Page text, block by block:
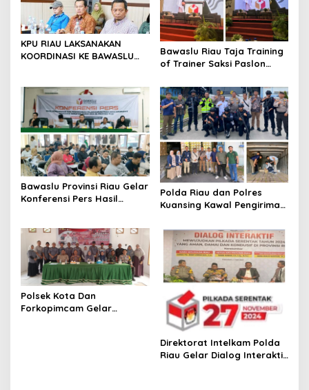
p
o
s
KPU RIAU LAKSANAKAN
KOORDINASI KE BAWASLU
Bawaslu Riau Taja Training
of Trainer Saksi Paslon
Diharapkan
Bawaslu Provinsi Riau Gelar
Konferensi Pers Hasil
Pada Masa Kampanye 2024
Polda Riau dan Polres
Kuansing Kawal Pengiriman
Kuansing.
Polsek Kota Dan
Forkopimcam Gelar
Direktorat Intelkam Polda
Riau Gelar Dialog Interaktif